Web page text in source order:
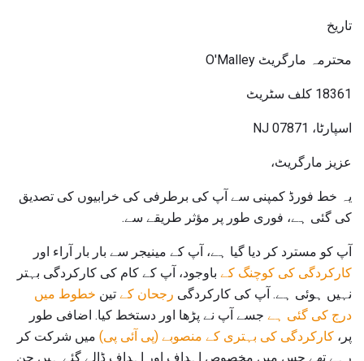
تاریخ
محترمہ مارگریٹ O'Malley
18361 کلف سٹریٹ
اسپارٹا، NJ 07871
عزیز مارگریٹ،
یہ خط فورڈ کمپنی سے آپ کی برطرفی کی خرابیوں کی تصدیق
کی گئی ہے، فوری طور پر مؤثر طریقے سے.
آپ کو مسترد کر دیا گیا ہے، آپ کے مینیجر سے بار بار آراء اور
کارکردگی کی کوچنگ کے باوجود، آپ کے کام کی کارکردگی بہتر
نہیں ہوئی ہے. آپ کی کارکردگی رجحان کے تین خطوط میں
درج کی گئی ہے جسے آپ نے پڑھا اور دستخط کیا. اضافی طور
پر، کارکردگی کی بہتری کے منصوبے (پی آئی پی) میں شرکت کر
رہے تھے جس میں مخصوص اہداف اور اہداف ڈالے گئے ہیں جن